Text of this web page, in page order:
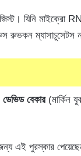
যিনি মাইক্রো
রুভকন ম্যাসাচুসেটস
ডেভিড বেকার(মার্কিন
জন্য এই পুরস্কার